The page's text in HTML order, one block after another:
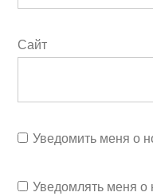
Сайт
Уведомить меня о
Уведомлять меня о